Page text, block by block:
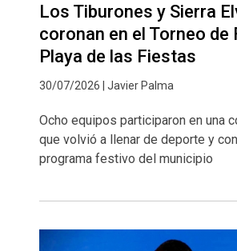
Los Tiburones y Sierra
coronan en el Torneo de
Playa de las Fiestas
30/07/2026 | Javier Palma
Ocho equipos participaron en una
que volvió a llenar de deporte y
programa festivo del municipio